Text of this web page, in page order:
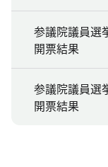
参議院議員選
開票結果
参議院議員選
開票結果